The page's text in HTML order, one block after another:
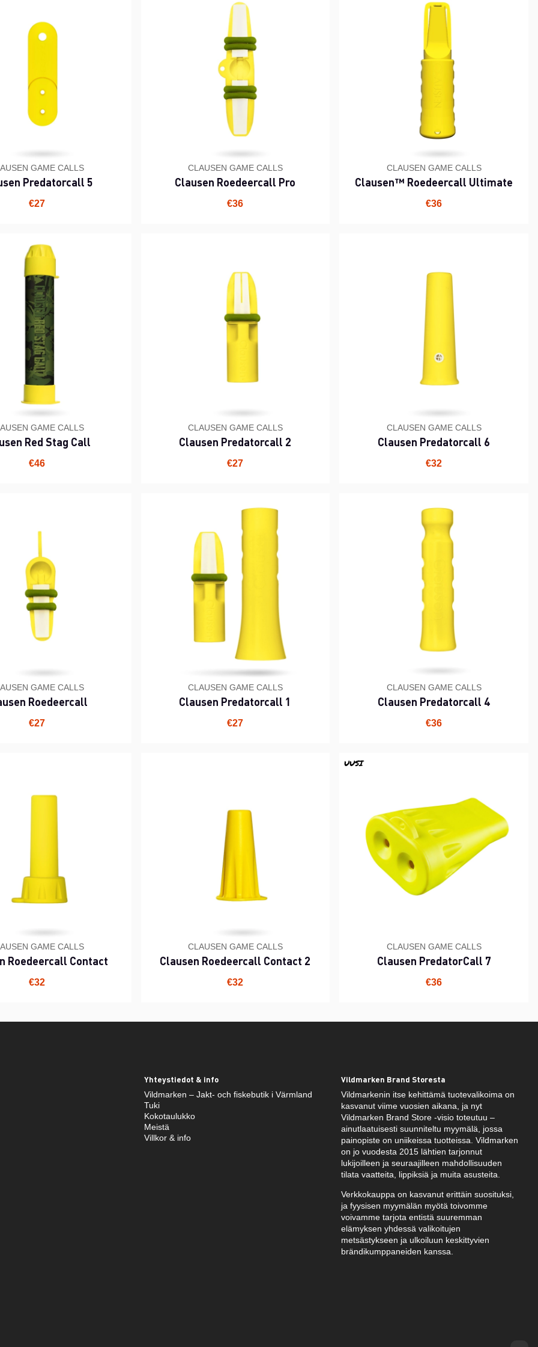
GAME CALLS
Predatorcall 5
€27
CLAUSEN GAME CALLS
Clausen Roedeercall Pro
€36
CLAUSEN GAME CALLS
Clausen™ Roedeercall Ultimate
€36
GAME CALLS
Red Stag Call
€46
CLAUSEN GAME CALLS
Clausen Predatorcall 2
€27
CLAUSEN GAME CALLS
Clausen Predatorcall 6
€32
GAME CALLS
Roedeercall
€27
CLAUSEN GAME CALLS
Clausen Predatorcall 1
€27
CLAUSEN GAME CALLS
Clausen Predatorcall 4
€36
GAME CALLS
Roedeercall Contact
€32
CLAUSEN GAME CALLS
Clausen Roedeercall Contact 2
€32
UUSI
CLAUSEN GAME CALLS
Clausen PredatorCall 7
€36
Yhteystiedot & info
Vildmarken – Jakt- och fiskebutik i Värmland
Tuki
Kokotaulukko
Meistä
Villkor & info
Vildmarken Brand Storesta
Vildmarkenin itse kehittämä tuotevalikoima on
kasvanut viime vuosien aikana, ja nyt
Vildmarken Brand Store -visio toteutuu –
ainutlaatuisesti suunniteltu myymälä, jossa
painopiste on uniikeissa tuotteissa. Vildmarken
on jo vuodesta 2015 lähtien tarjonnut
lukijoilleen ja seuraajilleen mahdollisuuden
tilata vaatteita, lippiksiä ja muita asusteita.
Verkkokauppa on kasvanut erittäin suosituksi,
ja fyysisen myymälän myötä toivomme
voivamme tarjota entistä suuremman
elämyksen yhdessä valikoitujen
metsästykseen ja ulkoiluun keskittyvien
brändikumppaneiden kanssa.